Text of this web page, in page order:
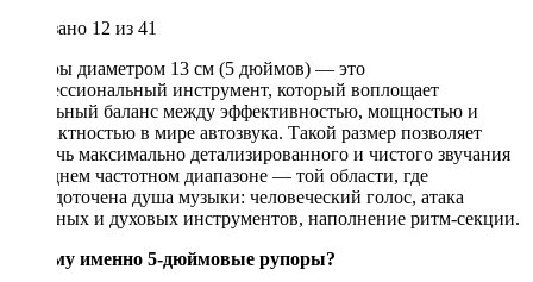
Показано 12 из 41
Рупоры диаметром 13 см (5 дюймов) — это
профессиональный инструмент, который воплощает
идеальный баланс между эффективностью, мощностью и
компактностью в мире автозвука. Такой размер позволяет
достичь максимально детализированного и чистого звучания
в среднем частотном диапазоне — той области, где
сосредоточена душа музыки: человеческий голос, атака
струнных и духовых инструментов, наполнение ритм-секции.
Почему именно 5-дюймовые рупоры?